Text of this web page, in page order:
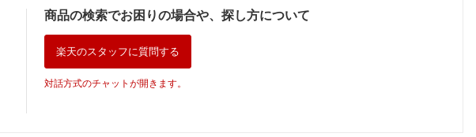
商品の検索でお困りの場合や、探し方について
楽天のスタッフに質問する
対話方式のチャットが開きます。